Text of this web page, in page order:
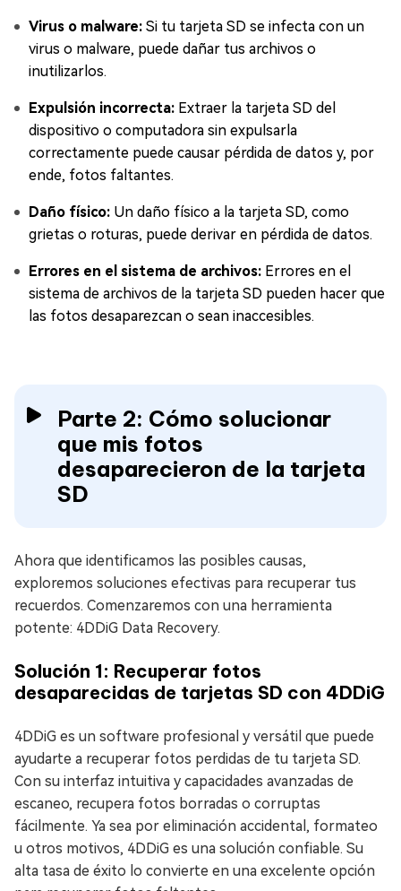
Virus o malware: Si tu tarjeta SD se infecta con un
virus o malware, puede dañar tus archivos o
inutilizarlos.
Expulsión incorrecta: Extraer la tarjeta SD del
dispositivo o computadora sin expulsarla
correctamente puede causar pérdida de datos y, por
ende, fotos faltantes.
Daño físico: Un daño físico a la tarjeta SD, como
grietas o roturas, puede derivar en pérdida de datos.
Errores en el sistema de archivos: Errores en el
sistema de archivos de la tarjeta SD pueden hacer que
las fotos desaparezcan o sean inaccesibles.
Parte 2: Cómo solucionar
que mis fotos
desaparecieron de la tarjeta
SD
Ahora que identificamos las posibles causas,
exploremos soluciones efectivas para recuperar tus
recuerdos. Comenzaremos con una herramienta
potente: 4DDiG Data Recovery.
Solución 1: Recuperar fotos
desaparecidas de tarjetas SD con 4DDiG
4DDiG es un software profesional y versátil que puede
ayudarte a recuperar fotos perdidas de tu tarjeta SD.
Con su interfaz intuitiva y capacidades avanzadas de
escaneo, recupera fotos borradas o corruptas
fácilmente. Ya sea por eliminación accidental, formateo
u otros motivos, 4DDiG es una solución confiable. Su
alta tasa de éxito lo convierte en una excelente opción